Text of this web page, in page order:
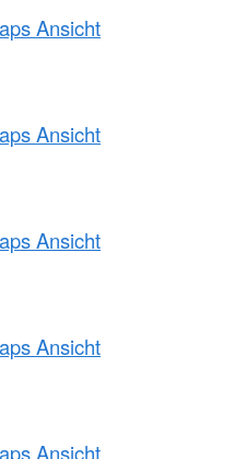
Ansicht
Ansicht
Ansicht
Ansicht
Ansicht